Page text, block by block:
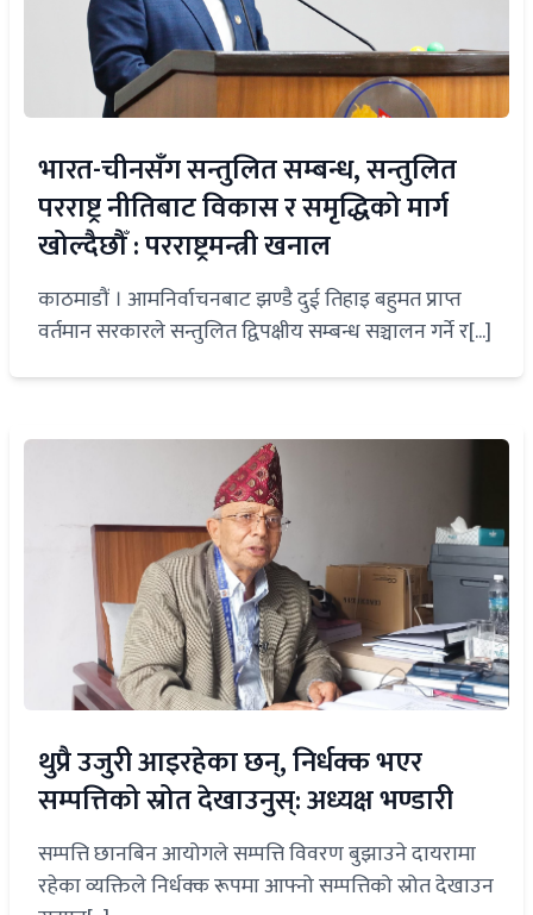
भारत-चीनसँग सन्तुलित सम्बन्ध, सन्तुलित
परराष्ट्र नीतिबाट विकास र समृद्धिको मार्ग
खोल्दैछौँ : परराष्ट्रमन्त्री खनाल
काठमाडौं । आमनिर्वाचनबाट झण्डै दुई तिहाइ बहुमत प्राप्त
वर्तमान सरकारले सन्तुलित द्विपक्षीय सम्बन्ध सञ्चालन गर्ने र[...]
थुप्रै उजुरी आइरहेका छन्, निर्धक्क भएर
सम्पत्तिको स्रोत देखाउनुस्: अध्यक्ष भण्डारी
सम्पत्ति छानबिन आयोगले सम्पत्ति विवरण बुझाउने दायरामा
रहेका व्यक्तिले निर्धक्क रूपमा आफ्नो सम्पत्तिको स्रोत देखाउन